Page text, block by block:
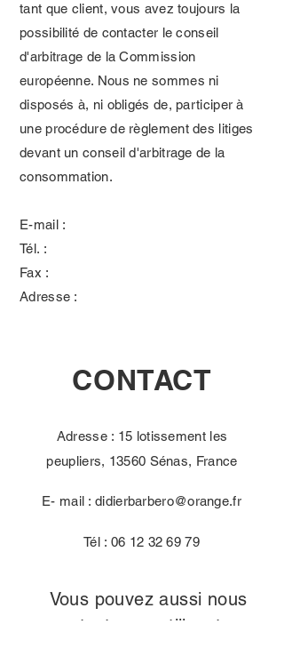
tant que client, vous avez toujours la
possibilité de contacter le conseil
d'arbitrage de la Commission
européenne. Nous ne sommes ni
disposés à, ni obligés de, participer à
une procédure de règlement des litiges
devant un conseil d'arbitrage de la
consommation.
E-mail :
Tél. :
Fax :
Adresse :
CONTACT
Adresse : 15 lotissement les
peupliers, 13560 Sénas, France
E- mail :didierbarbero@orange.fr
Tél : 06 12 32 69 79
Vous pouvez aussi nous
contacter en utilisant ce